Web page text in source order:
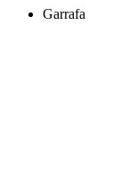
Garrafa